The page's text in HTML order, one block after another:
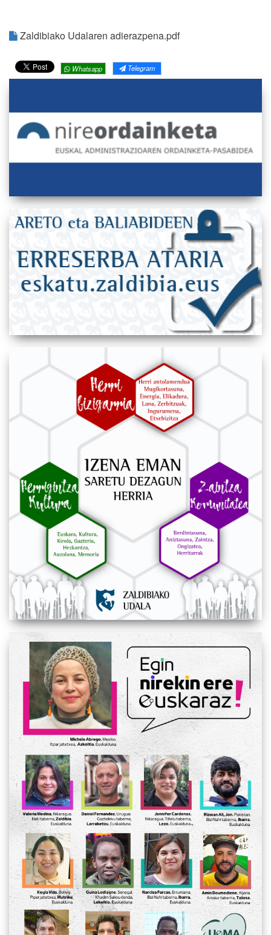
Zaldibiako Udalaren adierazpena.pdf
Whatsapp Telegram